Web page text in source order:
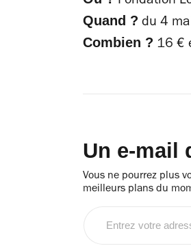
Quand ? du 4
Combien ? 16 €
Un e-mail
Vous ne pourrez plus
meilleurs plans du